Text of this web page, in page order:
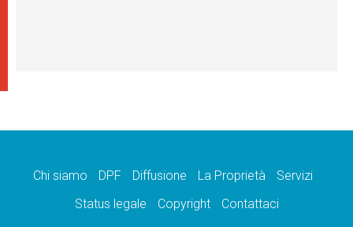
Chi siamo DPF Diffusione La Proprietà
Servizi
Status legale
Copyright Contattaci